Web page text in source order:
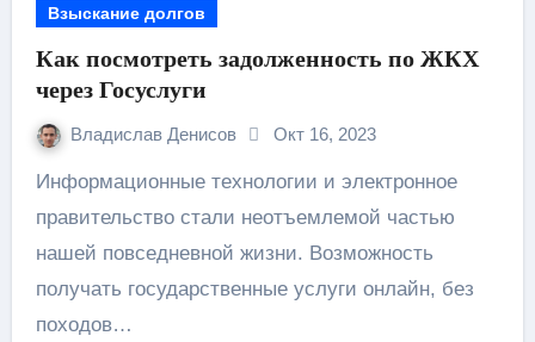
Взыскание долгов
Как посмотреть задолженность по ЖКХ
через Госуслуги
Владислав Денисов Окт 16, 2023
Информационные технологии и электронное
правительство стали неотъемлемой частью
нашей повседневной жизни. Возможность
получать государственные услуги онлайн, без
походов…